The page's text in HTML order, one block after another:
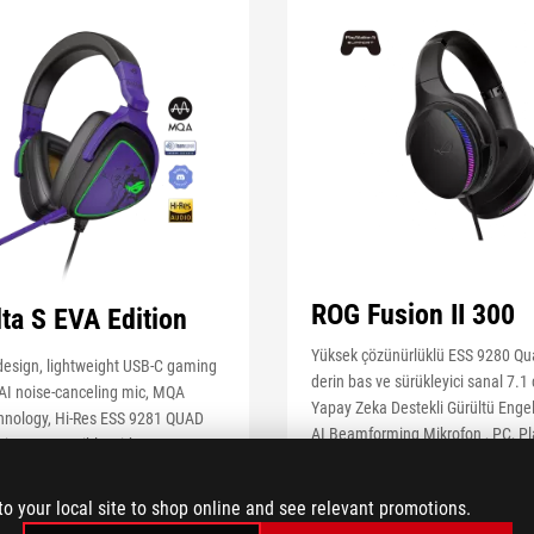
your local site to shop online and see relevant promotions.
S EVA Edition
lightweight USB-C gaming
noise-canceling mic, MQA
Hi-Res ESS 9281 QUAD
compatible with PC,
ROG Fusion II 300
Yüksek çözünürlüklü ESS 9280
derin bas ve sürükleyici sanal 7.1
Yapay Zeka Destekli Gürültü
AI Beamforming Mikrofon , PC,
SEE LESS